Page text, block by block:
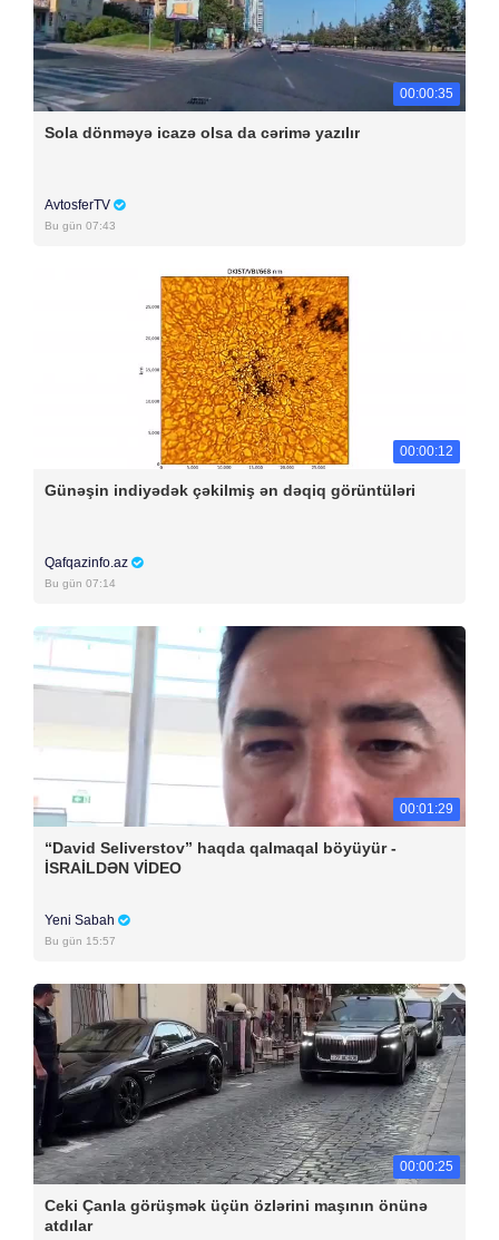
00:00:35
Sola dönməyə icazə olsa da cərimə yazılır
AvtosferTV
Bu gün 07:43
00:00:12
Günəşin indiyədək çəkilmiş ən dəqiq görüntüləri
Qafqazinfo.az
Bu gün 07:14
00:01:29
“David Seliverstov” haqda qalmaqal böyüyür -
İSRAİLDƏN VİDEO
Yeni Sabah
Bu gün 15:57
00:00:25
Ceki Çanla görüşmək üçün özlərini maşının önünə
atdılar